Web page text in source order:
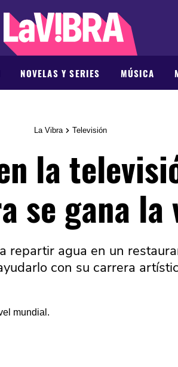
NOVELAS Y SERIES MÚSICA
La Vibra Televisión
la
se gana
repartir agua en un
con su carrera